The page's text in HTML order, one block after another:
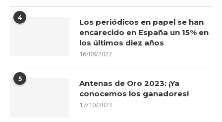
4
Los periódicos en papel se han
encarecido en España un 15% en
los últimos diez años
16/08/2022
5
Antenas de Oro 2023: ¡Ya
conocemos los ganadores!
17/10/2023